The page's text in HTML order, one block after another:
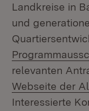
Landkreise in
und
relevanten
Webseite der
Interessierte